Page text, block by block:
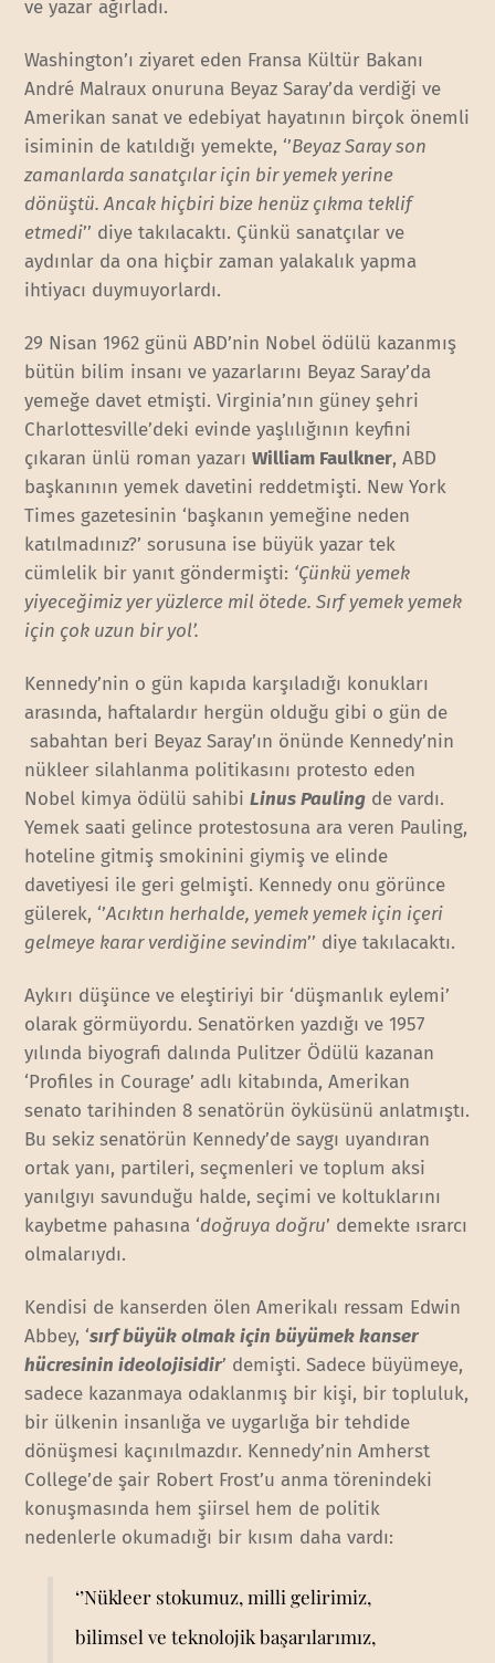
ve yazar ağırladı.
Washington’ı ziyaret eden Fransa Kültür Bakanı
André Malraux onuruna Beyaz Saray’da verdiği ve
Amerikan sanat ve edebiyat hayatının birçok önemli
isiminin de katıldığı yemekte, ‘’Beyaz Saray son
zamanlarda sanatçılar için bir yemek yerine
dönüştü. Ancak hiçbiri bize henüz çıkma teklif
etmedi’’ diye takılacaktı. Çünkü sanatçılar ve
aydınlar da ona hiçbir zaman yalakalık yapma
ihtiyacı duymuyorlardı.
29 Nisan 1962 günü ABD’nin Nobel ödülü kazanmış
bütün bilim insanı ve yazarlarını Beyaz Saray’da
yemeğe davet etmişti. Virginia’nın güney şehri
Charlottesville’deki evinde yaşlılığının keyfini
çıkaran ünlü roman yazarıWilliam Faulkner, ABD
başkanının yemek davetini reddetmişti. New York
Times gazetesinin ‘başkanın yemeğine neden
katılmadınız?’ sorusuna ise büyük yazar tek
cümlelik bir yanıt göndermişti: ‘Çünkü yemek
yiyeceğimiz yer yüzlerce mil ötede. Sırf yemek yemek
için çok uzun bir yol’.
Kennedy’nin o gün kapıda karşıladığı konukları
arasında, haftalardır hergün olduğu gibi o gün de
sabahtan beri Beyaz Saray’ın önünde Kennedy’nin
nükleer silahlanma politikasını protesto eden
Nobel kimya ödülü sahibiLinus Pauling de vardı.
Yemek saati gelince protestosuna ara veren Pauling,
hoteline gitmiş smokinini giymiş ve elinde
davetiyesi ile geri gelmişti. Kennedy onu görünce
gülerek, ‘’Acıktın herhalde, yemek yemek için içeri
gelmeye karar verdiğine sevindim’’ diye takılacaktı.
Aykırı düşünce ve eleştiriyi bir ‘düşmanlık eylemi’
olarak görmüyordu. Senatörken yazdığı ve 1957
yılında biyografi dalında Pulitzer Ödülü kazanan
‘Profiles in Courage’ adlı kitabında, Amerikan
senato tarihinden 8 senatörün öyküsünü anlatmıştı.
Bu sekiz senatörün Kennedy’de saygı uyandıran
ortak yanı, partileri, seçmenleri ve toplum aksi
yanılgıyı savunduğu halde, seçimi ve koltuklarını
kaybetme pahasına ‘doğruya doğru’ demekte ısrarcı
olmalarıydı.
Kendisi de kanserden ölen Amerikalı ressam Edwin
Abbey, ‘sırf büyük olmak için büyümek kanser
hücresinin ideolojisidir’ demişti. Sadece büyümeye,
sadece kazanmaya odaklanmış bir kişi, bir topluluk,
bir ülkenin insanlığa ve uygarlığa bir tehdide
dönüşmesi kaçınılmazdır. Kennedy’nin Amherst
College’de şair Robert Frost’u anma törenindeki
konuşmasında hem şiirsel hem de politik
nedenlerle okumadığı bir kısım daha vardı:
‘’Nükleer stokumuz, milli gelirimiz,
bilimsel ve teknolojik başarılarımız,